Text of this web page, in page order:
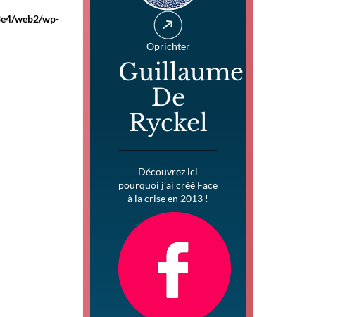
web2/wp-
Oprichter
Guillaume
De
Ryckel
Découvrez ici
pourquoi j’ai créé Face
à la crise en 2013 !